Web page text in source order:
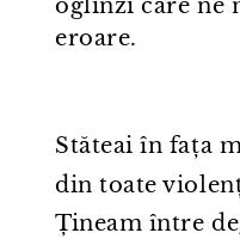
oglinzi care ne
eroare.
Stăteai în fața
din toate
Țineam între